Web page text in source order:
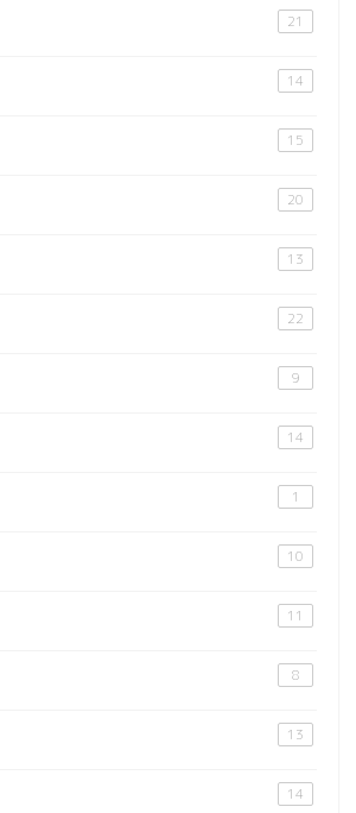
21
14
15
20
13
22
9
14
1
10
11
8
13
14